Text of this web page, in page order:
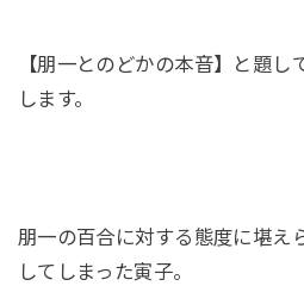
【朋一とのどかの本音】と題し
します。
朋一の百合に対する態度に堪え
してしまった寅子。